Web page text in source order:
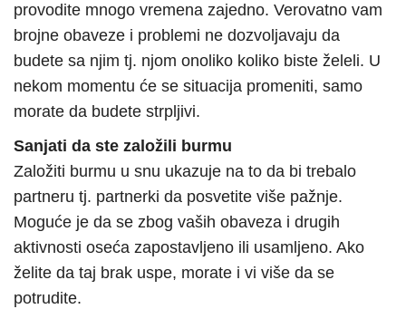
provodite mnogo vremena zajedno. Verovatno vam
brojne obaveze i problemi ne dozvoljavaju da
budete sa njim tj. njom onoliko koliko biste želeli. U
nekom momentu će se situacija promeniti, samo
morate da budete strpljivi.
Sanjati da ste založili burmu
Založiti burmu u snu ukazuje na to da bi trebalo
partneru tj. partnerki da posvetite više pažnje.
Moguće je da se zbog vaših obaveza i drugih
aktivnosti oseća zapostavljeno ili usamljeno. Ako
želite da taj brak uspe, morate i vi više da se
potrudite.